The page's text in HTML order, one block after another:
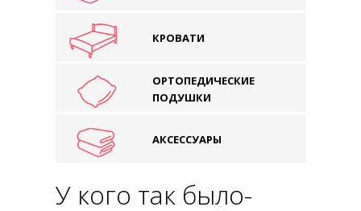
КРОВАТИ
ОРТОПЕДИЧЕСКИЕ
ПОДУШКИ
АКСЕССУАРЫ
У кого так было-